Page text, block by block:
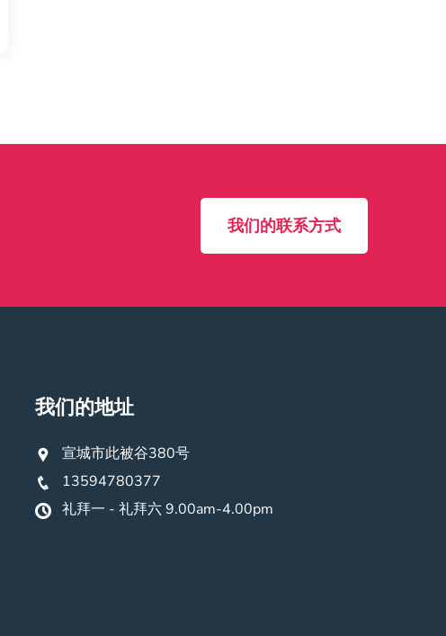
我们的联系方式
我们的地址
宣城市此被谷380号
13594780377
礼拜一 - 礼拜六 9.00am-4.00pm